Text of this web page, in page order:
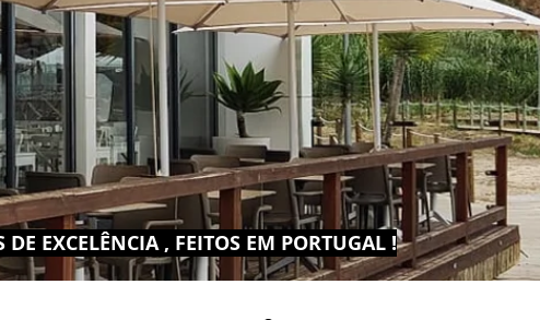
EXCELÊNCIA , FEITOS EM PORTUGAL !